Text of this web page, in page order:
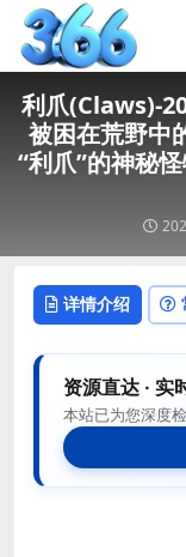
利爪(Claws)-
被困在荒野中
“利爪”的神秘
详情介绍
资源直达 · 实
本站已为您深度